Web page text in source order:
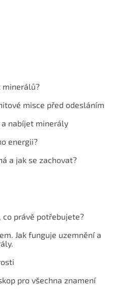
minerálů?
misce před odesláním
nabíjet minerály
energii?
a jak se zachovat?
co právě potřebujete?
Jak funguje uzemnění a
pro všechna znamení